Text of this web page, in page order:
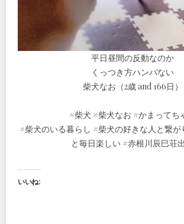
平日昼間の反動なのか
くっつき方ハンパない
柴犬なお（2歳 and 166日）
#柴犬 #柴犬なお #かまってち
#柴犬のいる暮らし #柴犬の好きな人と繋が
と毎日楽しい #赤根川辰巳荘
いいね: